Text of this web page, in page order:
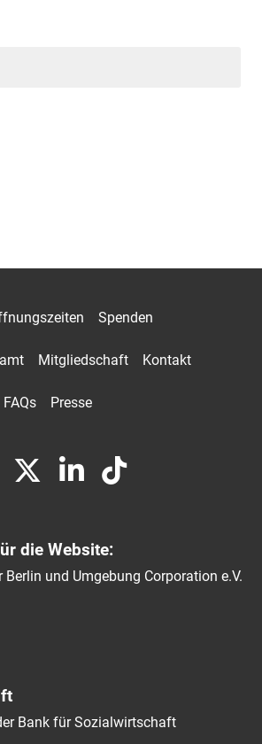
Spenden
Mitgliedschaft Kontakt
FAQs Presse
die Website:
und Umgebung Corporation e.V.
Bank für Sozialwirtschaft